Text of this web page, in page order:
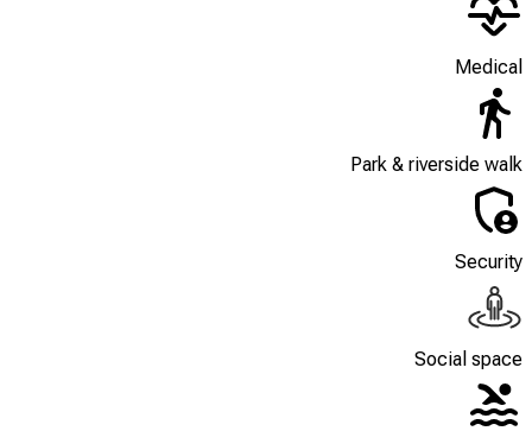
Medical
Park & riverside walk
Security
Social space